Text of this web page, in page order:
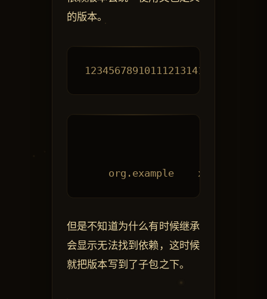
的版本。
但是不知道为什么有时候继承
会显示无法找到依赖，这时候
就把版本写到了子包之下。